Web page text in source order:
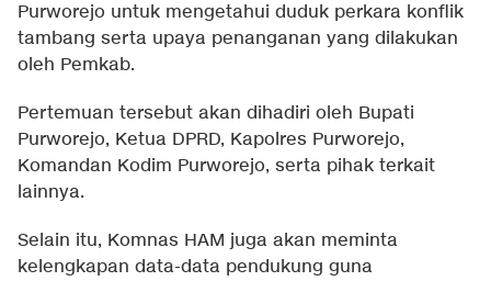
Purworejo untuk mengetahui duduk perkara konflik
tambang serta upaya penanganan yang dilakukan
oleh Pemkab.
Pertemuan tersebut akan dihadiri oleh Bupati
Purworejo, Ketua DPRD, Kapolres Purworejo,
Komandan Kodim Purworejo, serta pihak terkait
lainnya.
Selain itu, Komnas HAM juga akan meminta
kelengkapan data-data pendukung guna